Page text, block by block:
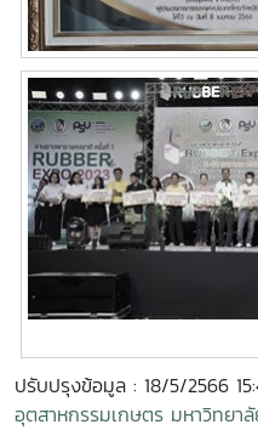
ปรับปรุงข้อมูล : 18/5/2566
อุตสาหกรรมเกษตร มหาวิทยาลั